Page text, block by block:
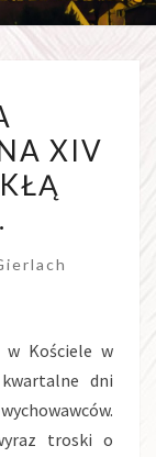
XIV
w Kościele w
dni
troski o